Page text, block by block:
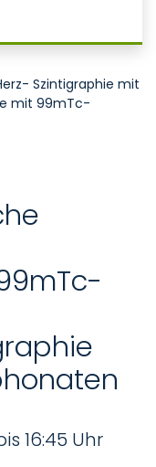
Szintigraphie mit
mit 99mTc-
16:45 Uhr